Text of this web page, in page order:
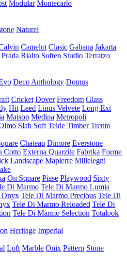
Modular Montecarlo
Naturel
Camelot Clasic Gabana Jakarta
Prada Rialto Soften Studio Terratzo
Deco Anthology Domus
Cricket Dover Freedom Glass
Hit Leed Linus Velvete Long Ext
Maison Medina Metropoli
Slab Soft Teide Timber Trento
Chateau Dimore Everstone
Cotto Externa Quarzite Fabrika Forme
Landscape Mapierre Millelegni
On Square Piase Playwood Sixty
Di Marmo Tele Di Marmo Lumia
Onyx Tele Di Marmo Precious Tele Di
Tele Di Marmo Reloaded Tele Di
Tele Di Marmo Selection Totalook
Heritage Imperial
Loft Marble Onix Pattern Stone